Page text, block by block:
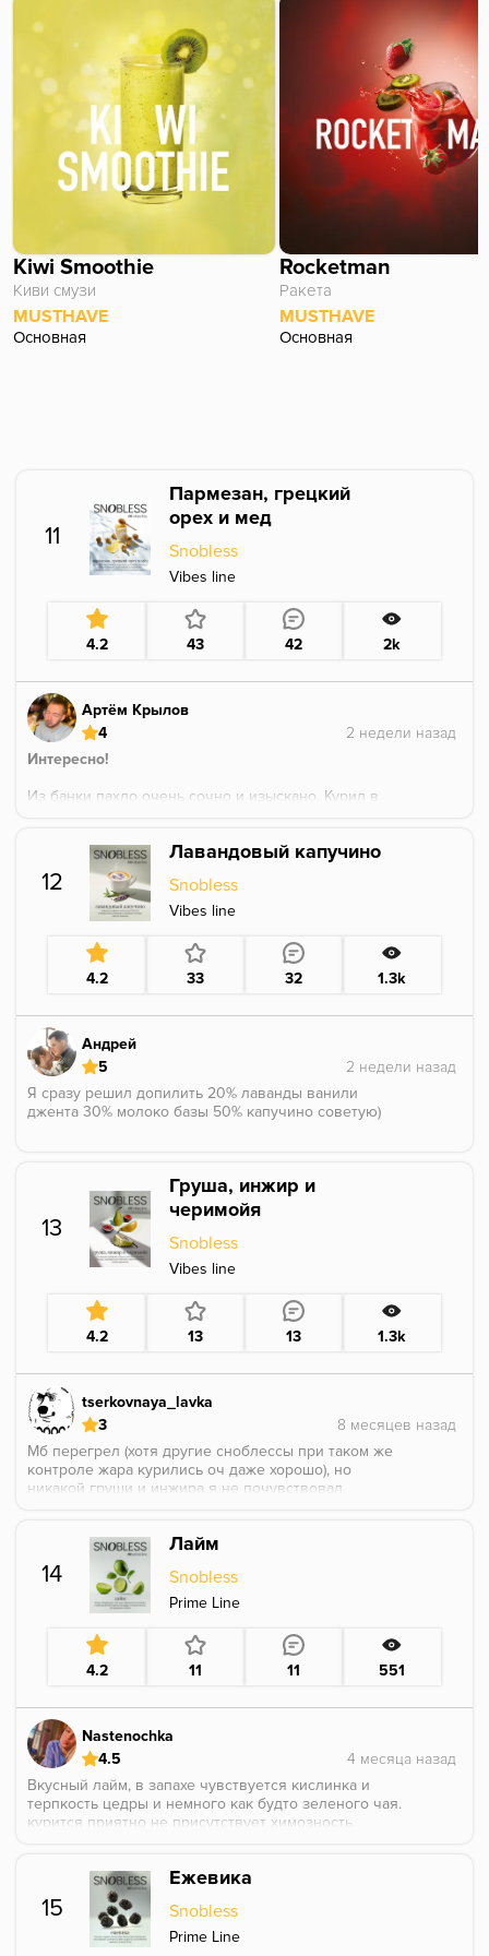
постоянке, а так, ландыш-виноград спектрума, будет
посимпатичнее.
Kiwi Smoothie
Киви смузи
MUSTHAVE
Основная
Rocketman
Ракета
MUSTHAVE
Основная
11
Пармезан, грецкий
орех и мед
Snobless
Vibes line
4.2 43 42 2k
Артём Крылов
4
Интересно!
Из банки пахло очень сочно и изыскано. Курил в
На покуре все намного более плоско, да
пармезанчик, да орешек, да мёд, но курится не так
вкусно как пахнет из банки.
Однако, послевкусие во рту очень приятное, это
порадовало.
Жар держит не очень, в целом, на сниженном
курится неплохо, но не так ярко как хотелось бы.
12
Лавандовый капучино
Snobless
Vibes line
4.2 33 32 1.3k
Андрей
5
Я сразу решил допилить 20% лаванды ванили
джента 30% молоко базы 50% капучино советую)
13
Груша, инжир и
черимойя
Snobless
Vibes line
4.2 13 13 1.3k
tserkovnaya_lavka
3
Мб перегрел (хотя другие сноблессы при таком же
контроле жара курились оч даже хорошо), но
никакой груши и инжира я не почувствовал.
(если сравнивать например с черносливом у
овердоза - вот там сомнений нет), но мне еще
показалось достаточно химозно. Посмотрим на
вариант от палитры еще, хотя я уже побаиваюсь - из
банки он пахнет примерно так же)
Крч мне не зашло.
14
Лайм
Snobless
Prime Line
4.2 11 11 551
Nastenochka
4.5
Вкусный лайм, в запахе чувствуется кислинка и
терпкость цедры и немного как будто зеленого чая.
курится приятно не присутствует химозность
15
Ежевика
Snobless
Prime Line